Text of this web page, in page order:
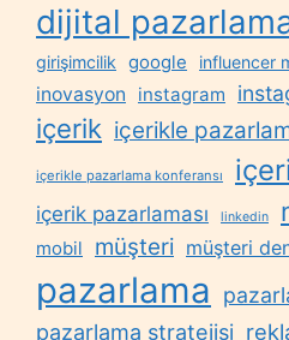
dijital
girişimcilik google influencer
inovasyon instagram
içerik içerikle
içerikle pazarlama konferansı
içerik pazarlaması linkedin
mobil müşteri müşteri
pazarlama
pazarlama stratejisi